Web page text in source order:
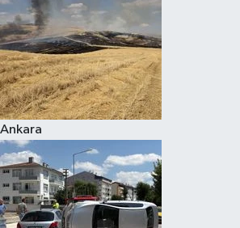
Ankara
Kültür Sanat
Sağlık
Siyaset
Teknoloji
Televizyon
Yaşam-Çevre